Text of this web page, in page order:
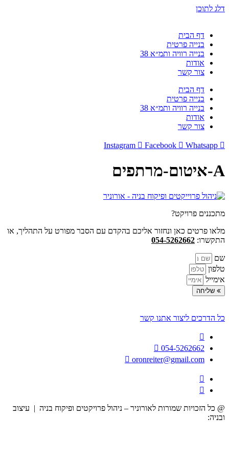
דלג לתוכן
דף הבית
בנייה פרטית
בנייה רוויה ותמ״א 38
אודות
צור קשר
דף הבית
בנייה פרטית
בנייה רוויה ותמ״א 38
אודות
צור קשר
Instagram Facebook Whatsapp
A-איטום-מרתפים
מתכננים פרויקט?
מלאו פרטים כאן ונחזור אליכם בהקדם עם הסבר מפורט על התהליך, או
התקשרו: 054-5262662
שם
טלפון
אימייל
שליחה
כל הדרכים ליצור אתנו קשר
054-5262662
oronreiter@gmail.com
@ כל הזכויות שמורות לאורוניר – ניהול פרויקטים ופיקוח בניה | עיצוב
ובניה: